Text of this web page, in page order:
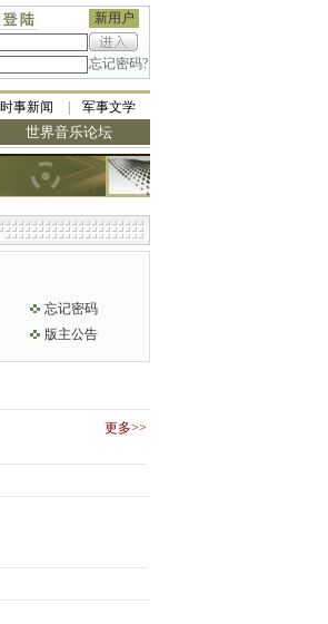
新用户
忘记密码?
时事新闻 军事文学
世界音乐论坛
忘记密码
版主公告
更多>>